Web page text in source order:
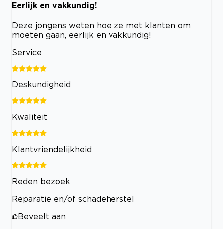
Eerlijk en vakkundig!
Deze jongens weten hoe ze met klanten om
moeten gaan, eerlijk en vakkundig!
Service
Deskundigheid
Kwaliteit
Klantvriendelijkheid
Reden bezoek
Reparatie en/of schadeherstel
Beveelt aan